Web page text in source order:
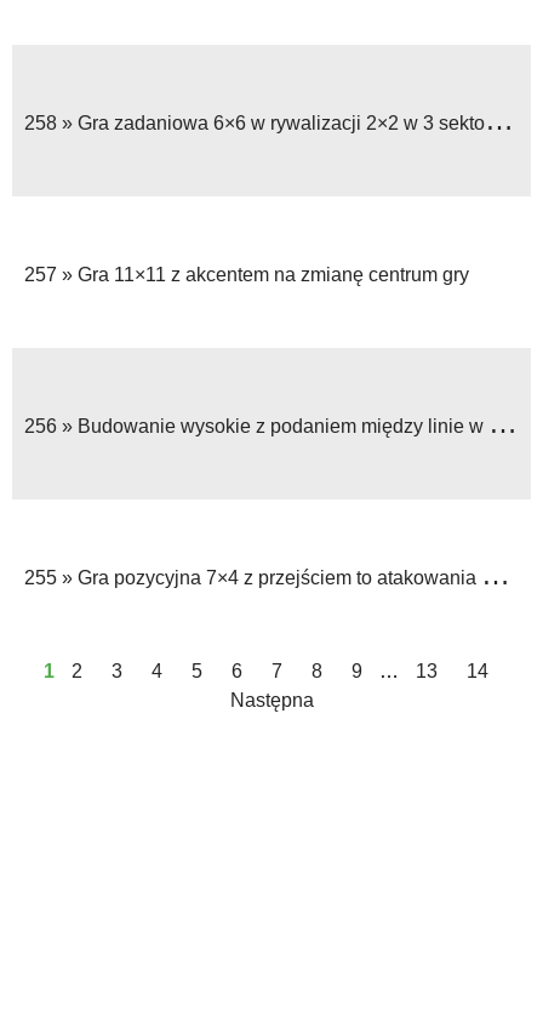
258 » Gra zadaniowa 6×6 w rywalizacji 2×2 w 3 sektorach boiska
257 » Gra 11×11 z akcentem na zmianę centrum gry
256 » Budowanie wysokie z podaniem między linie w grze 11×11
255 » Gra pozycyjna 7×4 z przejściem to atakowania szybkiego
1 2 3 4 5 6 7 8 9 … 13
14
Następna